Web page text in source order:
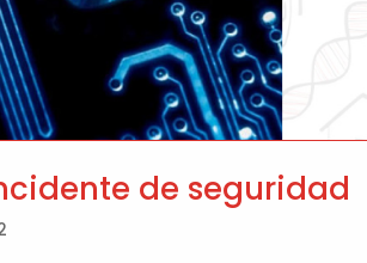
de seguridad